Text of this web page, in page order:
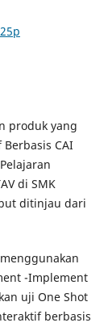
produk yang
CAI
di SMK
ditinjau dari
-Implement
uji One Shot
berbasis